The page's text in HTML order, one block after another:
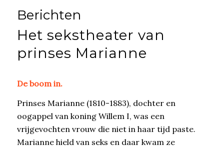
Berichten
Het sekstheater van
prinses Marianne
De boom in.
Prinses Marianne (1810-1883), dochter en
oogappel van koning Willem I, was een
vrijgevochten vrouw die niet in haar tijd paste.
Marianne hield van seks en daar kwam ze